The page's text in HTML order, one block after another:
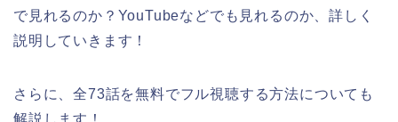
で見れるのか？YouTubeなどでも見れるのか、詳しく
説明していきます！
さらに、全73話を無料でフル視聴する方法についても